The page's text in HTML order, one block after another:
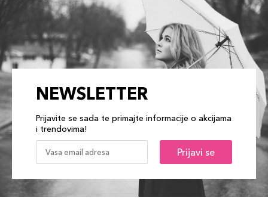
NEWSLETTER
Prijavite se sada te primajte informacije o akcijama
i trendovima!
Prijavi se